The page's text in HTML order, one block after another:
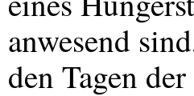
anwesend
den Tagen